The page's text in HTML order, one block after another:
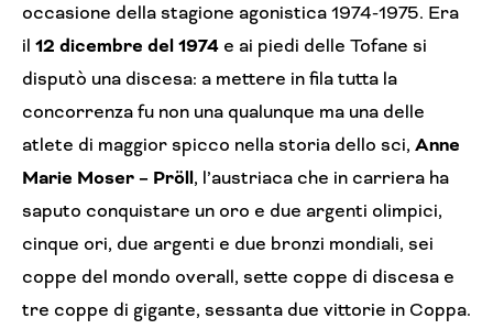
occasione della stagione agonistica 1974-1975. Era
il 12 dicembre del 1974 e ai piedi delle Tofane si
disputò una discesa: a mettere in fila tutta la
concorrenza fu non una qualunque ma una delle
atlete di maggior spicco nella storia dello sci, Anne
Marie Moser – Pröll, l’austriaca che in carriera ha
saputo conquistare un oro e due argenti olimpici,
cinque ori, due argenti e due bronzi mondiali, sei
coppe del mondo overall, sette coppe di discesa e
tre coppe di gigante, sessanta due vittorie in Coppa.